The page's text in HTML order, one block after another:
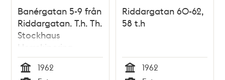
Banérgatan 5-9 från
Riddargatan. T.h. Th.
Stockhaus
Herrekipering
Sybehör,
Riddargatan 55
1962
Riddargatan 60-62,
58 t.h
1962